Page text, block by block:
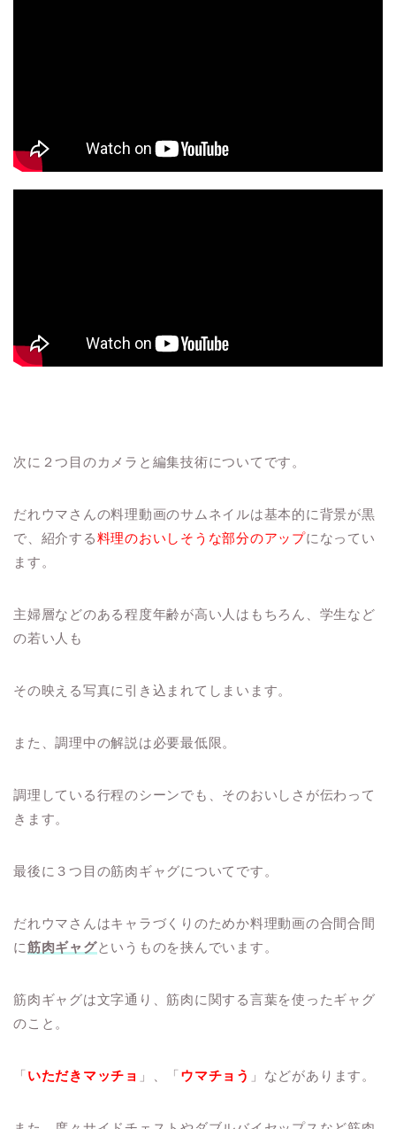
次に２つ目のカメラと編集技術についてです。
だれウマさんの料理動画のサムネイルは基本的に背景が黒
で、紹介する料理のおいしそうな部分のアップになってい
ます。
主婦層などのある程度年齢が高い人はもちろん、学生など
の若い人も
その映える写真に引き込まれてしまいます。
また、調理中の解説は必要最低限。
調理している行程のシーンでも、そのおいしさが伝わって
きます。
最後に３つ目の筋肉ギャグについてです。
だれウマさんはキャラづくりのためか料理動画の合間合間
に筋肉ギャグというものを挟んでいます。
筋肉ギャグは文字通り、筋肉に関する言葉を使ったギャグ
のこと。
「いただきマッチョ 」、「ウマチョう 」などがあります。